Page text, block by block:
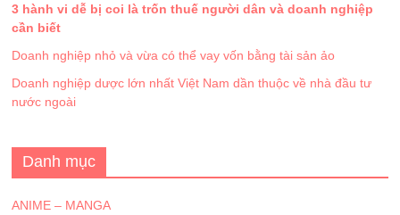
3 hành vi dễ bị coi là trốn thuế người dân và doanh nghiệp
cần biết
Doanh nghiệp nhỏ và vừa có thể vay vốn bằng tài sản ảo
Doanh nghiệp dược lớn nhất Việt Nam dần thuộc về nhà đầu tư
nước ngoài
Danh mục
ANIME – MANGA